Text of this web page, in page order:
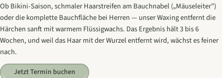
Ob Bikini-Saison, schmaler Haarstreifen am Bauchnabel („Mäuseleiter")
oder die komplette Bauchfläche bei Herren — unser Waxing entfernt die
Härchen sanft mit warmem Flüssigwachs. Das Ergebnis hält 3 bis 6
Wochen, und weil das Haar mit der Wurzel entfernt wird, wächst es feiner
nach.
Jetzt Termin buchen